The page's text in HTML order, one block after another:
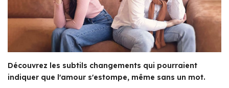
Découvrez les subtils changements qui pourraient
indiquer que l'amour s'estompe, même sans un mot.